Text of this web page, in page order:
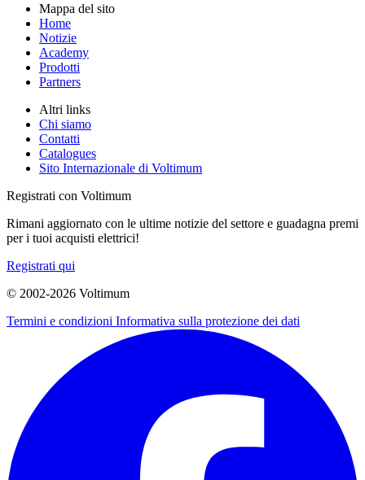
Mappa del sito
Home
Notizie
Academy
Prodotti
Partners
Altri links
Chi siamo
Contatti
Catalogues
Sito Internazionale di Voltimum
Registrati con Voltimum
Rimani aggiornato con le ultime notizie del settore e guadagna premi
per i tuoi acquisti elettrici!
Registrati qui
© 2002-2026 Voltimum
Termini e condizioni Informativa sulla protezione dei dati